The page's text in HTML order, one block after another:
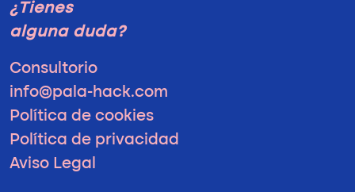
¿Tienes
alguna duda?
Consultorio
info@pala-hack.com
Política de cookies
Política de privacidad
Aviso Legal